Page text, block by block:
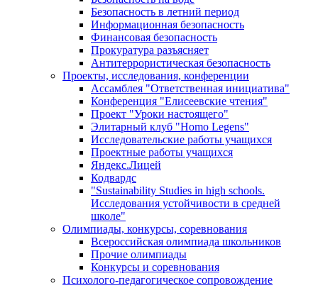
Безопасность в летний период
Информационная безопасность
Финансовая безопасность
Прокуратура разъясняет
Антитеррористическая безопасность
Проекты, исследования, конференции
Ассамблея "Ответственная инициатива"
Конференция "Елисеевские чтения"
Проект "Уроки настоящего"
Элитарный клуб "Homo Legens"
Исследовательские работы учащихся
Проектные работы учащихся
Яндекс.Лицей
Кодвардс
"Sustainability Studies in high schools.
Исследования устойчивости в средней
школе"
Олимпиады, конкурсы, соревнования
Всероссийская олимпиада школьников
Прочие олимпиады
Конкурсы и соревнования
Психолого-педагогическое сопровождение